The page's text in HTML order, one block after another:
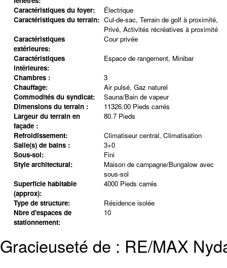
Caractéristiques du foyer:
Électrique
Caractéristiques du terrain: Cul-de-sac, Terrain de golf à proximité,
Privé, Activités récréatives à proximité
Caractéristiques
extérieures:
Cour privée
Caractéristiques
intérieures:
Espace de rangement, Minibar
Chambres :
3
Chauffage:
Air pulsé, Gaz naturel
Commodités du syndicat:
Sauna/Bain de vapeur
Dimensions du terrain :
11326.00 Pieds carrés
Largeur du terrain en
façade :
80.7 Pieds
Refroidissement:
Climatiseur central, Climatisation
Salle(s) de bains :
3+0
Sous-sol:
Fini
Style architectural:
Maison de campagne/Bungalow avec
sous-sol
Superficie habitable
(approx):
4000 Pieds carrés
Type de structure:
Résidence isolée
Nbre d'espaces de
stationnement:
10
Gracieuseté de : RE/MAX